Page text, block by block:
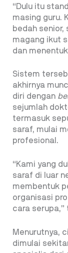
“Dulu itu
masing guru.
bedah senior,
magang ikut
dan
Sistem
akhirnya
diri dengan
sejumlah
termasuk
saraf, mulai
profesional.
“Kami yang
saraf di luar
membentuk
organisasi
cara serupa,”
Menurutnya,
dimulai